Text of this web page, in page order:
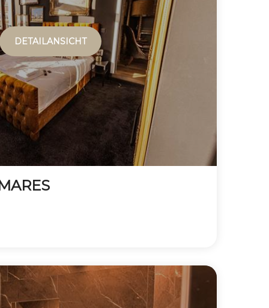
DETAILANSICHT